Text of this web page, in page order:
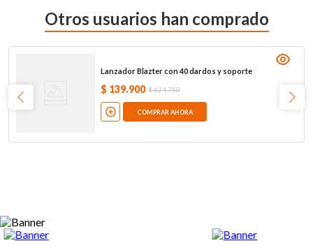
Otros usuarios han comprado
Lanzador Blazter con 40 dardos y soporte
$ 139.900 $624.750
COMPRAR AHORA